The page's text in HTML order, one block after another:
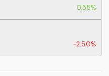
0.55%
-2.50%